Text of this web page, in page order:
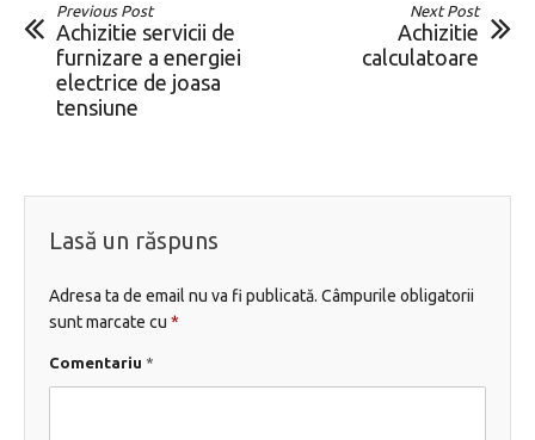
Previous Post
Achizitie servicii de
furnizare a energiei
electrice de joasa
tensiune
Next Post
Achizitie
calculatoare
Lasă un răspuns
Adresa ta de email nu va fi publicată. Câmpurile obligatorii
sunt marcate cu *
Comentariu *